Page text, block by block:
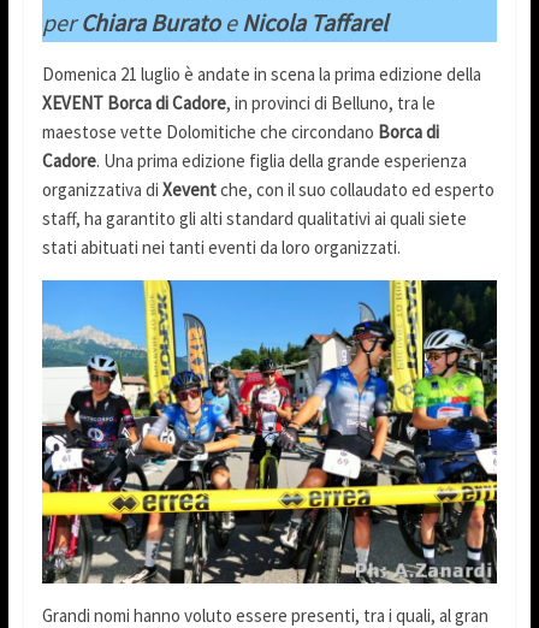
perChiara Buratoe Nicola Taffarel
Domenica 21 luglio è andate in scena la prima edizione della
XEVENT Borca di Cadore, in provinci di Belluno, tra le
maestose vette Dolomitiche che circondano Borca di
Cadore. Una prima edizione figlia della grande esperienza
organizzativa di Xeventche, con il suo collaudato ed esperto
staff, ha garantito gli alti standard qualitativi ai quali siete
stati abituati nei tanti eventi da loro organizzati.
Grandi nomi hanno voluto essere presenti, tra i quali, al gran